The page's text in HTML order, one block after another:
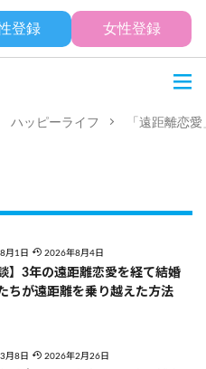
登録 女性登録
ハッピーライフ 「遠距離恋
月1日 2026年8月4日
】3年の遠距離恋愛を経て結婚
ちが遠距離を乗り越えた方法
月8日 2026年2月26日